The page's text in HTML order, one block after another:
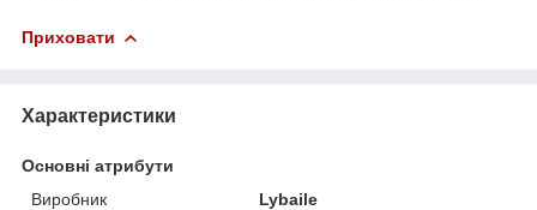
Приховати
Характеристики
Основні атрибути
Виробник
Lybaile